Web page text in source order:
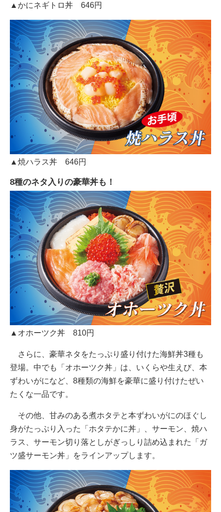
▲かにネギトロ丼 646円
▲焼ハラス丼 646円
8種のネタ入りの豪華丼も！
▲オホーツク丼 810円
さらに、豪華ネタをたっぷり盛り付けた海鮮丼3種も
登場。中でも「オホーツク丼」は、いくらや生えび、本
ずわいがになど、8種類の海鮮を豪華に盛り付けたぜい
たくな一品です。
その他、甘みのある煮ホタテと本ずわいがにのほぐし
身がたっぷり入った「ホタテかに丼」、サーモン、焼ハ
ラス、サーモン切り落としがぎっしり詰め込まれた「ガ
ツ盛サーモン丼」をラインアップします。